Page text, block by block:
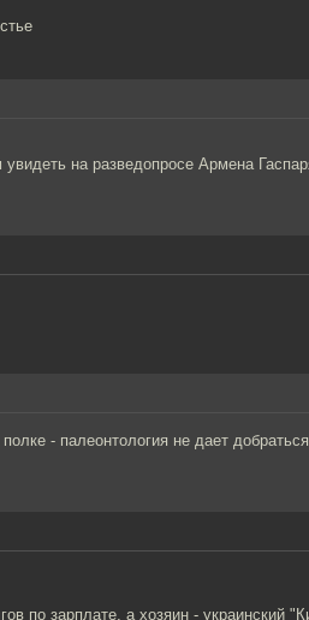
на разведопросе Армена
- палеонтология не дает
по зарплате, а хозяин - украинский